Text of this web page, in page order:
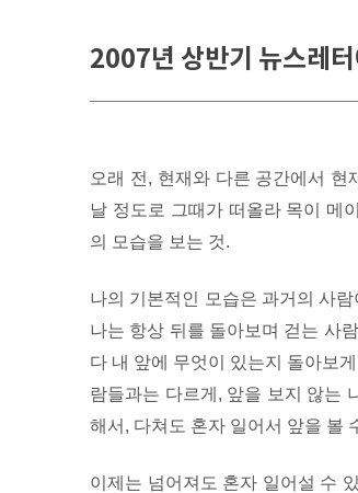
2007년 상반기 뉴스레
오래 전, 현재와 다른 공간에서 현
날 정도로 그때가 떠올라 목이 메
의 모습을 보는 것.
나의 기본적인 모습은 과거의 사
나는 항상 뒤를 돌아보며 걷는 사
다 내 앞에 무엇이 있는지 돌아보
람들과는 다르게, 앞을 보지 않는
해서, 다쳐도 혼자 일어서 앞을 볼
이제는 넘어져도 혼자 일어설 수